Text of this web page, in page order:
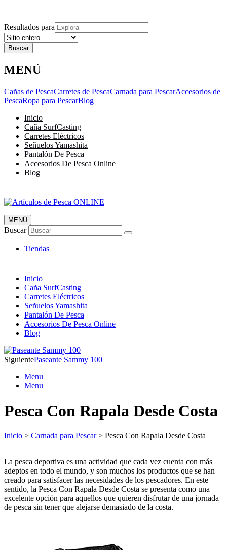
Resultados para
MENÚ
Cañas de PescaCarretes de PescaCarnada para PescarAccesorios de
PescaRopa para PescarBlog
Inicio
Caña SurfCasting
Carretes Eléctricos
Señuelos Yamashita
Pantalón De Pesca
Accesorios De Pesca Online
Blog
Artículos de Pesca ONLINE
Envió 24/7!!!
MENÚ
Buscar
Tiendas
Inicio
Caña SurfCasting
Carretes Eléctricos
Señuelos Yamashita
Pantalón De Pesca
Accesorios De Pesca Online
Blog
SiguientePaseante Sammy 100
Menu
Menu
Pesca Con Rapala Desde Costa
Inicio > Carnada para Pescar> Pesca Con Rapala Desde Costa
La pesca deportiva es una actividad que cada vez cuenta con más
adeptos en todo el mundo, y son muchos los productos que se han
creado para satisfacer las necesidades de los pescadores. En este
sentido, la Pesca Con Rapala Desde Costa se presenta como una
excelente opción para aquellos que quieren disfrutar de una jornada
de pesca sin tener que alejarse demasiado de la costa.